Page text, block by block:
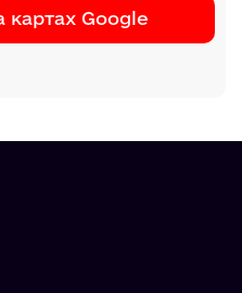
картах Google